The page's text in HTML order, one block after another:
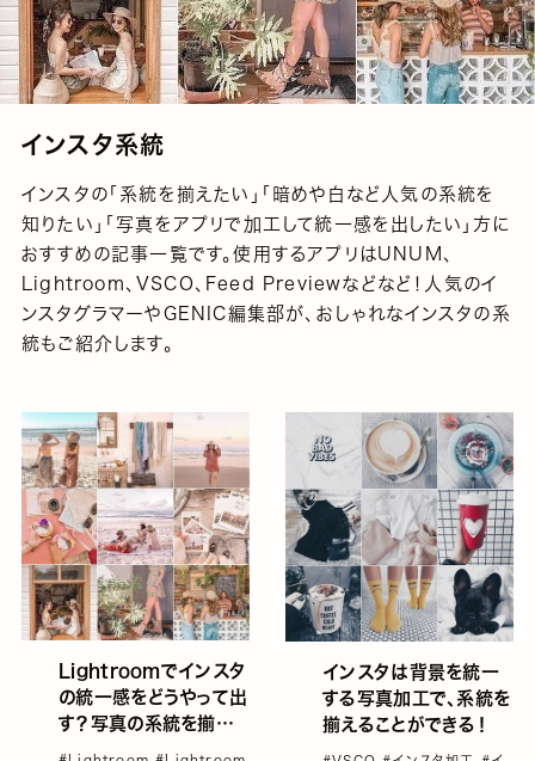
インスタ系統
インスタの「系統を揃えたい」「暗めや白など人気の系統を
知りたい」「写真をアプリで加工して統一感を出したい」方に
おすすめの記事一覧です。使用するアプリはUNUM、
Lightroom、VSCO、Feed Previewなどなど！人気のイ
ンスタグラマーやGENIC編集部が、おしゃれなインスタの系
統もご紹介します。
Lightroomでインスタ
の統一感をどうやって出
す？写真の系統を揃え
インスタは背景を統一
する写真加工で、系統を
揃えることができる！